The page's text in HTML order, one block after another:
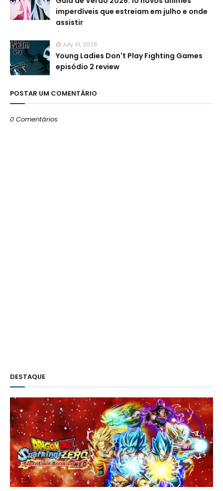
imperdíveis que estreiam em julho e onde
assistir
July 21, 2026
Young Ladies Don't Play Fighting Games
episódio 2 review
POSTAR UM COMENTÁRIO
0 Comentários
DESTAQUE